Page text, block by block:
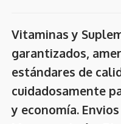
Vitaminas y
garantizados,
estándares de
cuidadosamente
y economía.